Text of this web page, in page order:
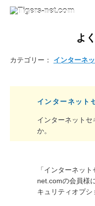
よ
インターネット
インターネット
か。
カテゴリー： インターネ
「インターネッ
net.comの会員様
キュリティオプシ